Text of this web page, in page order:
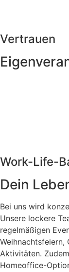
Vertrauen
Work-Life-
Dein
Bei uns wird
Unsere lockere
regelmäßigen
Aktivitäten.
Homeoffice-